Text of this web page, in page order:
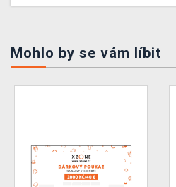
Mohlo by se vám líbit